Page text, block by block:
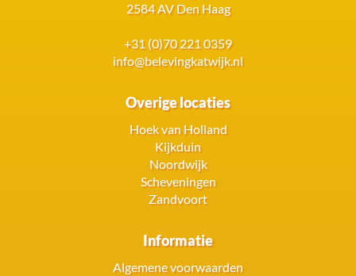
2584 AV Den Haag
+31 (0)70 221 0359
info@belevingkatwijk.nl
Overige locaties
Hoek van Holland
Kijkduin
Noordwijk
Scheveningen
Zandvoort
Informatie
Algemene voorwaarden